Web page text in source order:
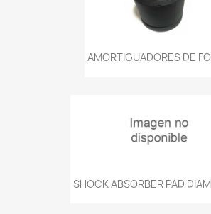
AMORTIGUADORES DE
SHOCK ABSORBER PAD